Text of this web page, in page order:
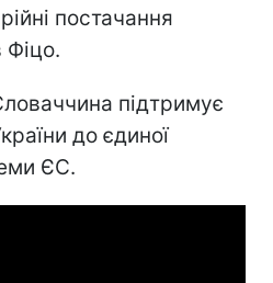
постачання
Фіцо.
підтримує
до єдиної
ЄС.